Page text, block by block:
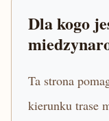
Dla kogo
Ta strona
kierunku trase